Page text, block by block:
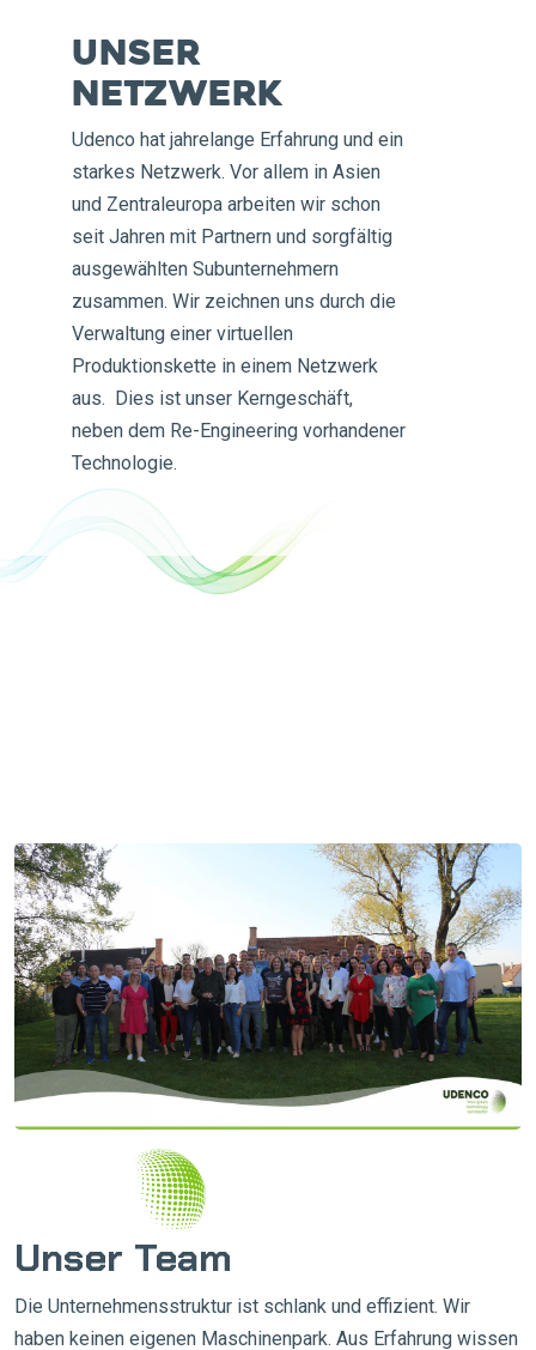
Unser
Netzwerk
Udenco hat jahrelange Erfahrung und ein
starkes Netzwerk. Vor allem in Asien
und Zentraleuropa arbeiten wir schon
seit Jahren mit Partnern und sorgfältig
ausgewählten Subunternehmern
zusammen. Wir zeichnen uns durch die
Verwaltung einer virtuellen
Produktionskette in einem Netzwerk
aus. Dies ist unser Kerngeschäft,
neben dem Re-Engineering vorhandener
Technologie.
Unser Team
Die Unternehmensstruktur ist schlank und effizient. Wir
haben keinen eigenen Maschinenpark. Aus Erfahrung wissen